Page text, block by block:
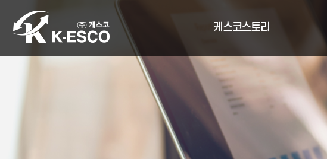
케스코스토리